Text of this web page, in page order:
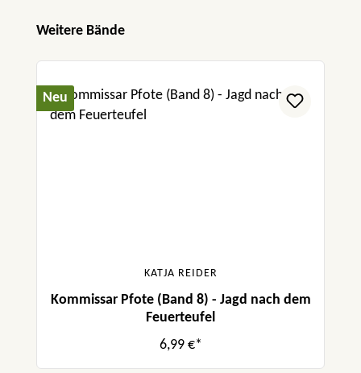
Produktgalerie überspringen
Weitere Bände
Neu
KATJA REIDER
Kommissar Pfote (Band 8) - Jagd nach dem
Feuerteufel
6,99 €*